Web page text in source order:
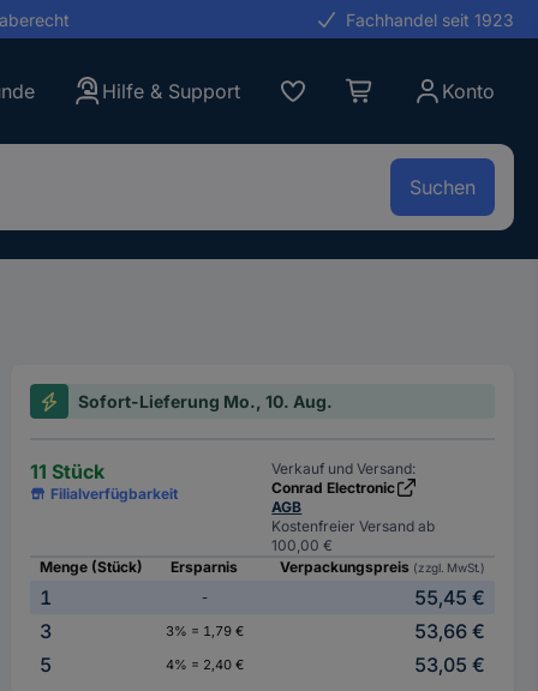
Fachhandel seit 1923
Hilfe & Support Konto
Suchen
Sofort-Lieferung Mo., 10. Aug.
11 Stück
Filialverfügbarkeit
Verkauf und Versand:
Conrad Electronic
AGB
Kostenfreier Versand ab
100,00 €
Menge (Stück)
Ersparnis Verpackungspreis (zzgl. MwSt.)
1 -
55,45 €
3
3% = 1,79 €
53,66 €
5
4% = 2,40 €
53,05 €